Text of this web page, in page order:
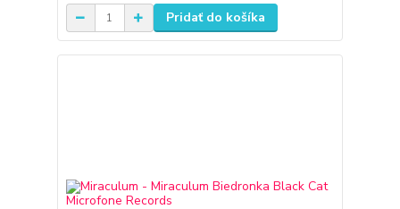
Pridať do košíka